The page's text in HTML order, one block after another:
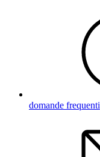
domande frequenti